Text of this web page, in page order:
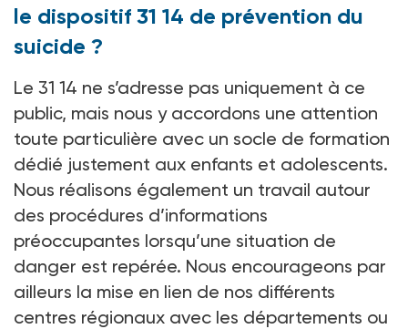
le dispositif 31 14 de prévention du
suicide ?
Le 31 14 ne s’adresse pas uniquement à ce
public, mais nous y accordons une attention
toute particulière avec un socle de formation
dédié justement aux enfants et adolescents.
Nous réalisons également un travail autour
des procédures d’informations
préoccupantes lorsqu’une situation de
danger est repérée. Nous encourageons par
ailleurs la mise en lien de nos différents
centres régionaux avec les départements ou